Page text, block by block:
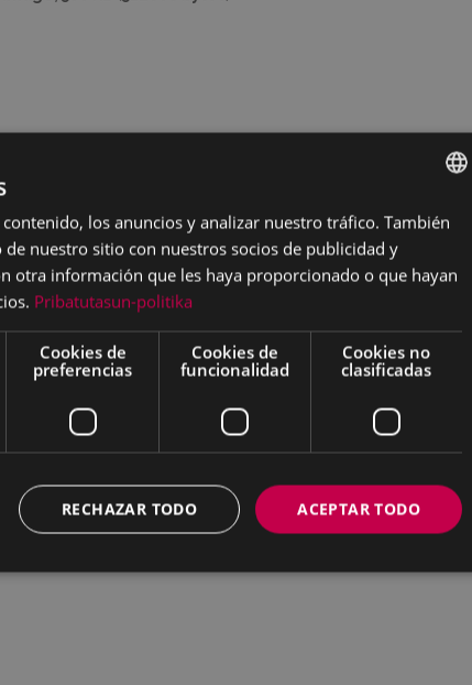
BASQUE
los anuncios y analizar nuestro tráfico. También
nuestro sitio con nuestros socios de publicidad y
otra información que les haya proporcionado o que hayan
Pribatutasun-politika
Cookies de
preferencias
Cookies de
funcionalidad
Cookies no
clasificadas
ACEPTAR TODO
RECHAZAR TODO